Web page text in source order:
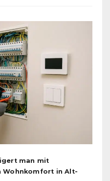
man mit
Wohnkomfort in Alt-